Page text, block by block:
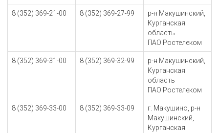
8 (352) 369-21-00 8 (352) 369-27-99
р-н Макушинский,
Курганская
область
ПАО Ростелеком
8 (352) 369-31-00 8 (352) 369-32-99
р-н Макушинский,
Курганская
область
ПАО Ростелеком
8 (352) 369-33-00 8 (352) 369-33-09
г. Макушино, р-н
Макушинский,
Курганская